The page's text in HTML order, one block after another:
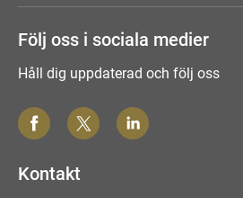
Följ oss i sociala medier
Håll dig uppdaterad och följ oss
Kontakt